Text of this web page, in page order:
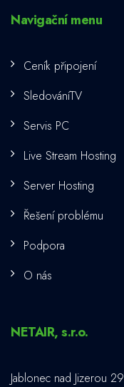
Navigační menu
Ceník připojení
SledováníTV
Servis PC
Live Stream Hosting
Server Hosting
Řešení problému
Podpora
O nás
NETAIR, s.r.o.
Jablonec nad Jizerou